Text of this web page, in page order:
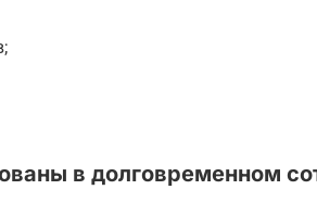
в долговременном